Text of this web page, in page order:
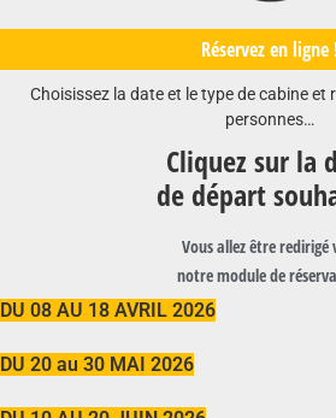
Réservez en ligne
Choisissez la date et le type de cabine et
personnes…
Cliquez sur la
de départ
Vous allez être redirigé
notre module de
DU 08 AU 18 AVRIL 2026
DU 20 au 30 MAI 2026